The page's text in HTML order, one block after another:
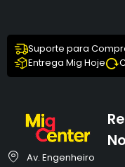
Suporte para
Entrega Mig Hoje
Av. Engenheiro